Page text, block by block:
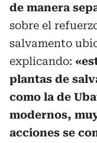
de manera
sobre el
salvamento
explicando: «
plantas de
como la de
modernos,
acciones se